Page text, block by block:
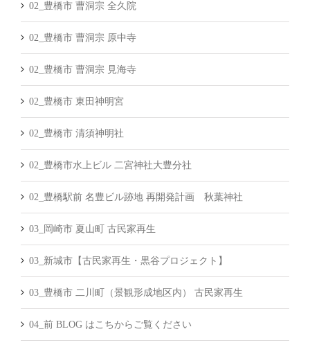
02_豊橋市 曹洞宗 全久院
02_豊橋市 曹洞宗 原中寺
02_豊橋市 曹洞宗 見海寺
02_豊橋市 東田神明宮
02_豊橋市 清須神明社
02_豊橋市水上ビル 二宮神社大豊分社
02_豊橋駅前 名豊ビル跡地 再開発計画 秋葉神社
03_岡崎市 夏山町 古民家再生
03_新城市【古民家再生・黒谷プロジェクト】
03_豊橋市 二川町（景観形成地区内） 古民家再生
04_前 BLOG はこちからご覧ください